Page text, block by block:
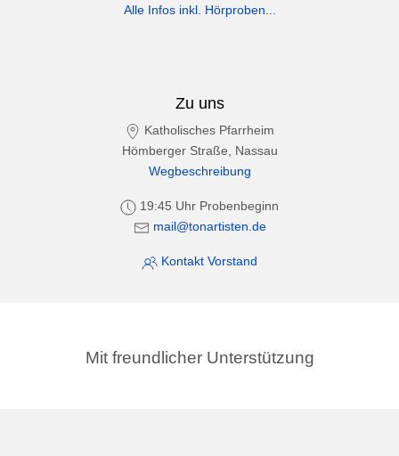
Alle Infos inkl. Hörproben...
Zu uns
Katholisches Pfarrheim
Hömberger Straße, Nassau
Wegbeschreibung
19:45 Uhr Probenbeginn
mail@tonartisten.de
Kontakt Vorstand
Mit freundlicher Unterstützung